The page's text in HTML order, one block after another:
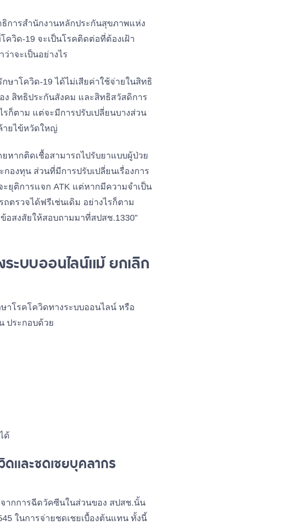
การสำนักงานหลักประกันสุขภาพแห่ง
ควิด-19 จะเป็นโรคติดต่อที่ต้องเฝ้า
าจะเป็นอย่างไร
ษาโควิด-19 ได้ไม่เสียค่าใช้จ่ายในสิทธิ
สิทธิประกันสังคม และสิทธิสวัสดิการ
ก็ตาม แต่จะมีการปรับเปลี่ยนบางส่วน
ายไข้หวัดใหญ่
หากติดเชื้อสามารถไปรับยาแบบผู้ป่วย
องทุน ส่วนที่มีการปรับเปลี่ยนเรื่องการ
ยุติการแจก ATK แต่หากมีความจำเป็น
ตรวจได้ฟรีเช่นเดิม อย่างไรก็ตาม
สงสัยให้สอบถามมาที่สปสช.1330”
ระบบออนไลน์แม้ ยกเลิก
าโรคโควิดทางระบบออนไลน์ หรือ
ประกอบด้วย
ด้
และชดเชยบุคลากร
จากการฉีดวัคซีนในส่วนของ สปสช.นั้น
ในการจ่ายชดเชยเบื้องต้นแทน ทั้งนี้